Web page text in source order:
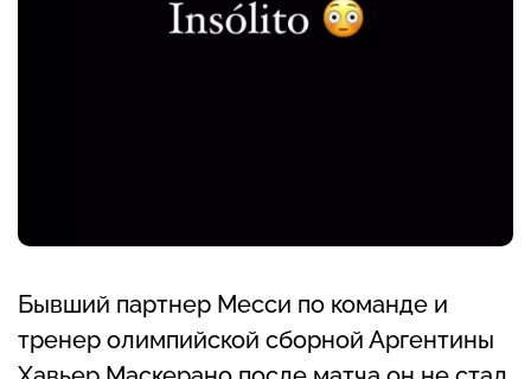
Бывший партнер Месси по команде и
тренер олимпийской сборной Аргентины